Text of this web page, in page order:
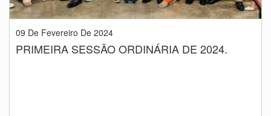
09 De Fevereiro De 2024
PRIMEIRA SESSÃO ORDINÁRIA DE 2024.